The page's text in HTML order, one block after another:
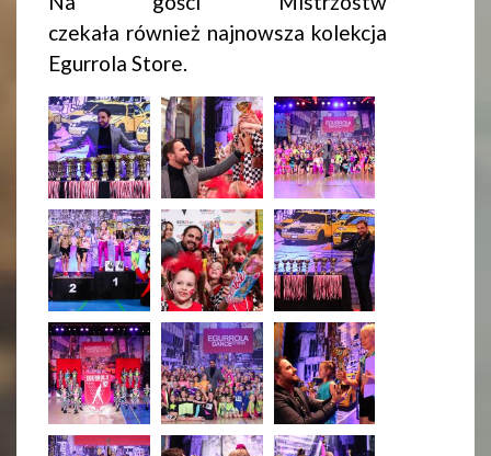
czekała również najnowsza kolekcja
Egurrola Store.